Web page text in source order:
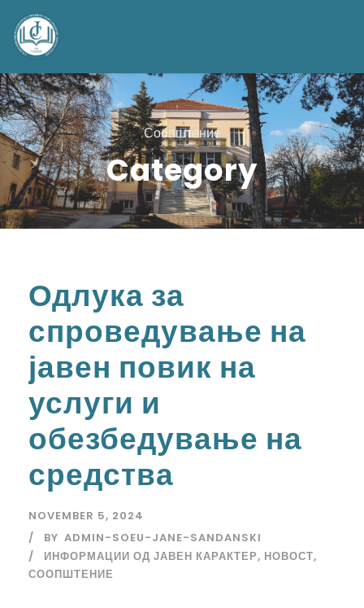
Соопштение
Category
Одлука за
спроведување на
јавен повик на
услуги и
обезбедување на
средства
NOVEMBER 5, 2024
BY ADMIN-SOEU-JANE-SANDANSKI
ИНФОРМАЦИИ ОД ЈАВЕН КАРАКТЕР, НОВОСТ,
СООПШТЕНИЕ